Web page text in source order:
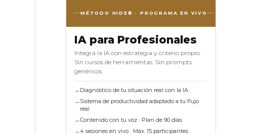
MÉTODO HIDE® · PROGRAMA EN VIVO
IA para Profesionales
Integrá la IA con estrategia y criterio propio.
Sin cursos de herramientas. Sin prompts
genéricos.
→ Diagnóstico de tu situación real con la IA
→ Sistema de productividad adaptado a tu flujo
real
→Contenido con tu voz · Plan de 90 días
→4 sesiones en vivo · Máx. 15 participantes